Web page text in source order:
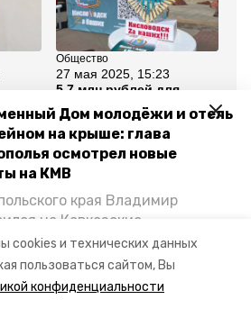
cookies и технических данных
пользоваться сайтом, Вы
конфиденциальности
Дом молодёжи и отель
на крыше: глава
осмотрел новые
на КМВ
края Владимир
на Кавказские
проинспектировать
в Кисловодске и
предложения о
притяжения для местных
— в материале «Победы26».
Общество
27 мая 2025, 15:23
5,7 млн рублей для
СВО собрали за май в
Кисловодске